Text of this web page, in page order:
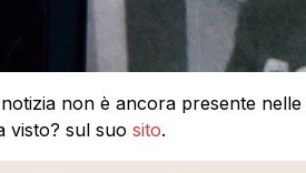
non è ancora presente
visto? sul suo sito.